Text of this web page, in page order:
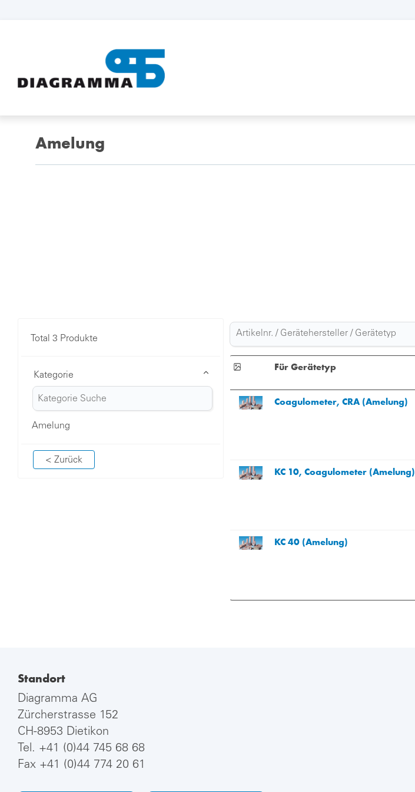
Amelung
Total 3 Produkte
Kategorie
Amelung
< Zurück
Für Gerätetyp
Coagulometer, CRA (Amelung)
KC 10, Coagulometer (Amelung)
KC 40 (Amelung)
Standort
Diagramma AG
Zürcherstrasse 152
CH-8953 Dietikon
Tel. +41 (0)44 745 68 68
Fax +41 (0)44 774 20 61